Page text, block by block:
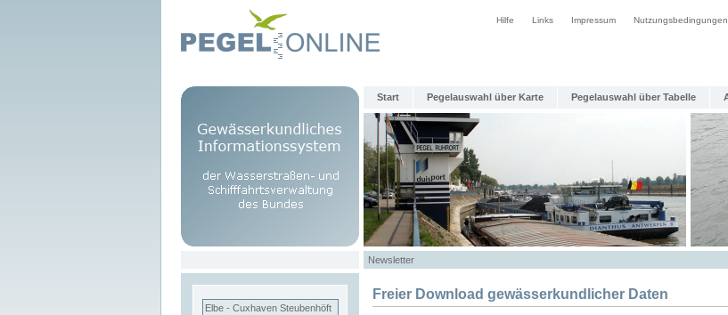
Hilfe Links Impressum Nutzungsbedingungen
Start Pegelauswahl über Karte Pegelauswahl über Tabelle
Newsletter
Elbe - Cuxhaven Steubenhöft
Freier Download gewässerkundlicher Daten